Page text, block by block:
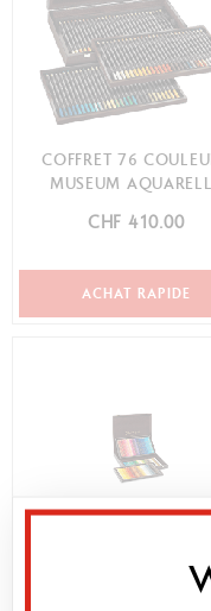
COFFRET 76
MUSEUM
CHF 410.00
ACHAT RAPIDE
COFFRET 120
SUPRACOLOR™